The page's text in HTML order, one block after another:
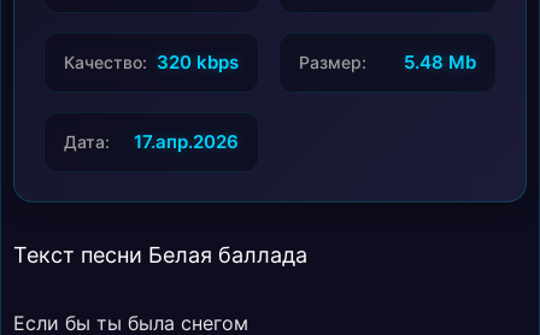
Качество: 320 kbps Размер: 5.48 Mb
Дата: 17.апр.2026
Текст песни Белая баллада
Если бы ты была снегом